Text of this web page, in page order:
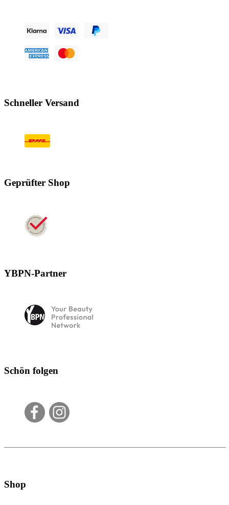
Schneller Versand
Geprüfter Shop
YBPN-Partner
Schön folgen
Shop